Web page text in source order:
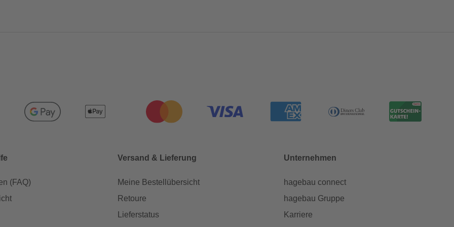
(FAQ)
Versand & Lieferung
Meine Bestellübersicht
Retoure
Lieferstatus
Unternehmen
hagebau connect
hagebau Gruppe
Karriere